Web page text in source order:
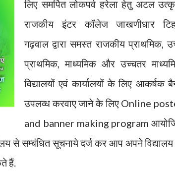
लिए समर्पित लोकपर्व हरेला हेतु अटल
राजकीय इंटर कॉलेज जाखणीधार
गढ़वाल द्वारा समस्त राजकीय प्राथमिक,
प्राथमिक, माध्यमिक और उच्चतर
विद्यालयों एवं कार्यालयों के लिए आकर्षक
उपलव्ध करवाए जाने के लिए Online
and banner making program
से सम्बंधित सूचनाये दर्ज कर आप अपने
हैं.